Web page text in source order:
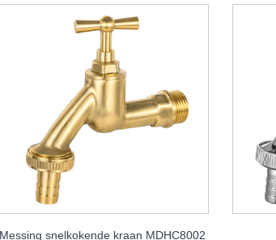
Messing snelkokende kraan MDHC8002